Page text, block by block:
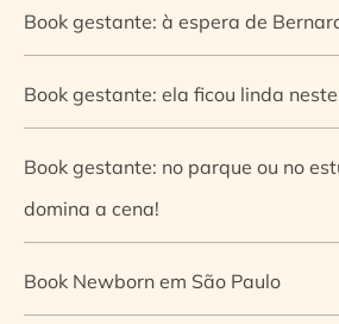
Book gestante: à espera de
Book gestante: ela ficou linda
Book gestante: no parque ou no
domina a cena!
Book Newborn em São Paulo